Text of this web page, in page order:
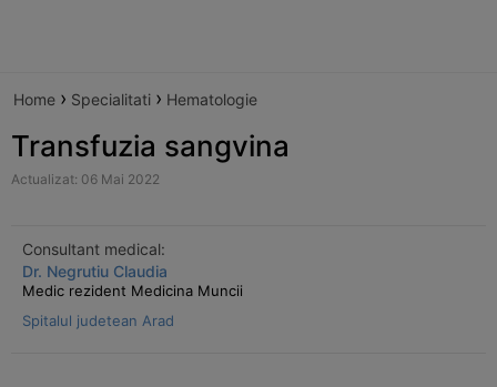
Home › Specialitati › Hematologie
Transfuzia sangvina
Actualizat: 06 Mai 2022
Consultant medical:
Dr. Negrutiu Claudia
Medic rezident Medicina Muncii
Spitalul judetean Arad